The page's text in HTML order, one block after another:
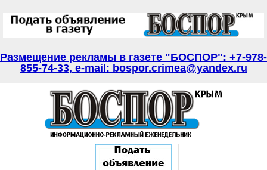
Размещение рекламы в газете "БОСПОР": +7-978-
855-74-33, e-mail: bospor.crimea@yandex.ru